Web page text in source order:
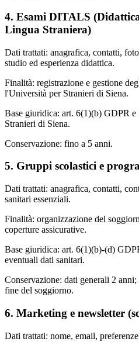
4. Esami DITALS
Lingua Straniera)
Dati trattati: anagrafica, contatti,
studio ed esperienza didattica.
Finalità: registrazione e gestione
l'Università per Stranieri di Siena.
Base giuridica: art. 6(1)(b) GDPR
Stranieri di Siena.
Conservazione: fino a 5 anni.
5. Gruppi scolastici e
Dati trattati: anagrafica, contatti,
sanitari essenziali.
Finalità: organizzazione del
coperture assicurative.
Base giuridica: art. 6(1)(b)-(d)
eventuali dati sanitari.
Conservazione: dati generali 2
fine del soggiorno.
6. Marketing e newsletter
Dati trattati: nome, email,